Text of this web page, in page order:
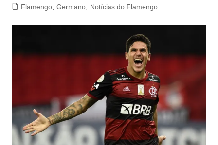
Flamengo, Germano, Notícias do Flamengo